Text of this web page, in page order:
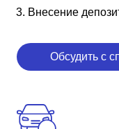
Внесение
Обсудить с